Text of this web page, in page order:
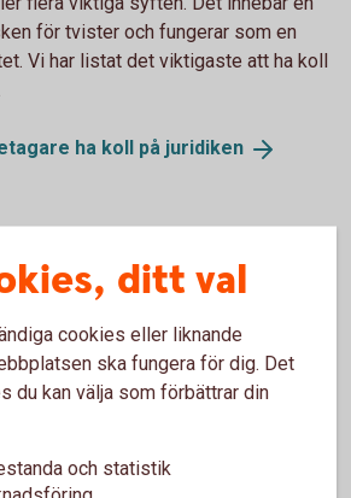
för tvister och fungerar som en
Vi har listat det viktigaste att ha koll
ha koll på juridiken
kunna tjäna lite extra på eller
du inte är beredd att satsa på fullt
med möjligheter att få in
det du gillar eller är bra på.
ditt val
cookies eller liknande
ska fungera för dig. Det
du kan välja som förbättrar din
och statistik